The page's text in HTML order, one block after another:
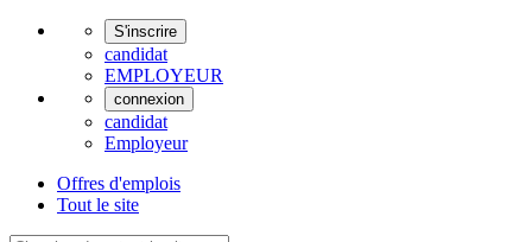
S'inscrire
candidat
EMPLOYEUR
connexion
candidat
Employeur
Offres d'emplois
Tout le site